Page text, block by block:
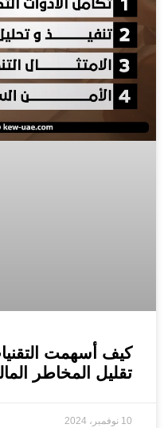
كيف أسهمت
تقليل المخاطر
10 نوفمبر، 2024